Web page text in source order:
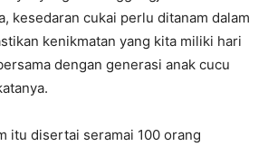
kesedaran cukai perlu ditanam dalam
kenikmatan yang kita miliki hari
dengan generasi anak cucu
itu disertai seramai 100 orang